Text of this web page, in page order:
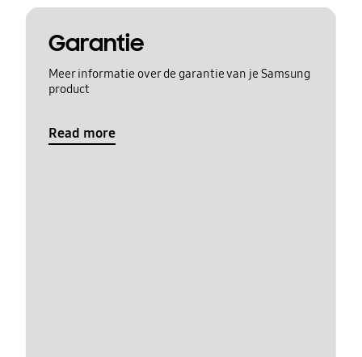
Garantie
Meer informatie over de garantie van je Samsung
product
Read more